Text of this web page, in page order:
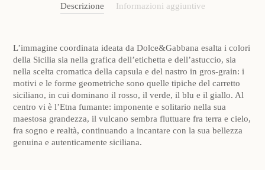
Descrizione Informazioni aggiuntive
L’immagine coordinata ideata da Dolce&Gabbana esalta i colori
della Sicilia sia nella grafica dell’etichetta e dell’astuccio, sia
nella scelta cromatica della capsula e del nastro in gros-grain: i
motivi e le forme geometriche sono quelle tipiche del carretto
siciliano, in cui dominano il rosso, il verde, il blu e il giallo. Al
centro vi è l’Etna fumante: imponente e solitario nella sua
maestosa grandezza, il vulcano sembra fluttuare fra terra e cielo,
fra sogno e realtà, continuando a incantare con la sua bellezza
genuina e autenticamente siciliana.